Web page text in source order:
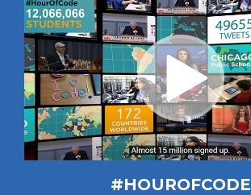
#HOUROFCODE